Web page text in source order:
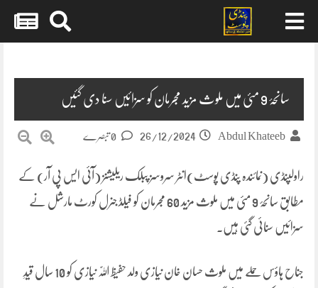
سانحۂ 9 مئی میں ملوث مزید مجرمان کو سزائیں سنا دی گئیں
Abdul Khateeb
26/12/2024
راولپنڈی (نمائندہ پنڈی پوسٹ)انٹر سروسز پبلک ریلیشنز (آئی ایس پی آر) کے
مطابق سانحۂ 9 مئی میں ملوث مزید 60 مجرمان کو فیلڈ جنرل کورٹ مارشل نے
سزائیں سنائی گئی ہیں۔
جناح ہاؤس حملے میں ملوث حسان خان نیازی ولد حفیظ اللّٰہ نیازی کو 10 سال قیدِ